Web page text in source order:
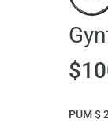
$
PUM $